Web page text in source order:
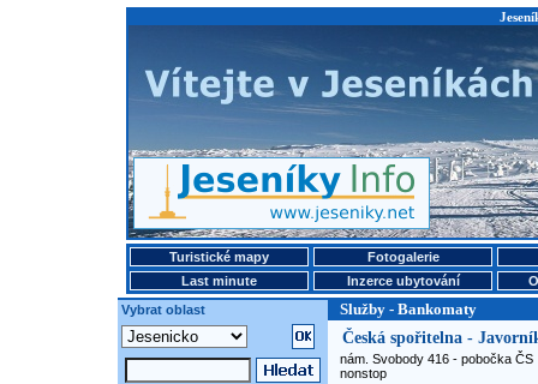
Turistické mapy
Fotogalerie
Last minute
Inzerce ubytování
Vybrat oblast
Služby - Bankomaty
Česká spořitelna -
nám. Svobody 416 - pobočka ČS
nonstop